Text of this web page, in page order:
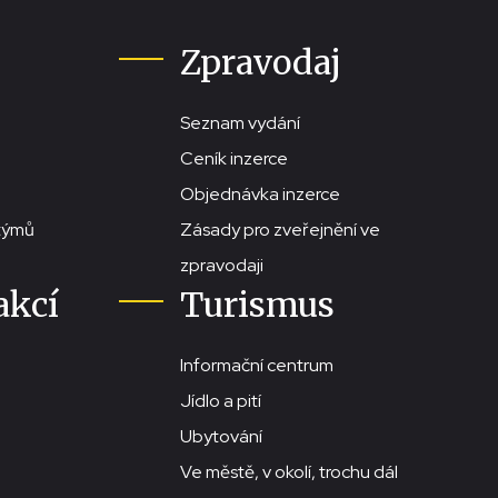
Zpravodaj
Seznam vydání
Ceník inzerce
Objednávka inzerce
Zásady pro zveřejnění ve
zpravodaji
Turismus
Informační centrum
Jídlo a pití
Ubytování
Ve městě, v okolí, trochu dál